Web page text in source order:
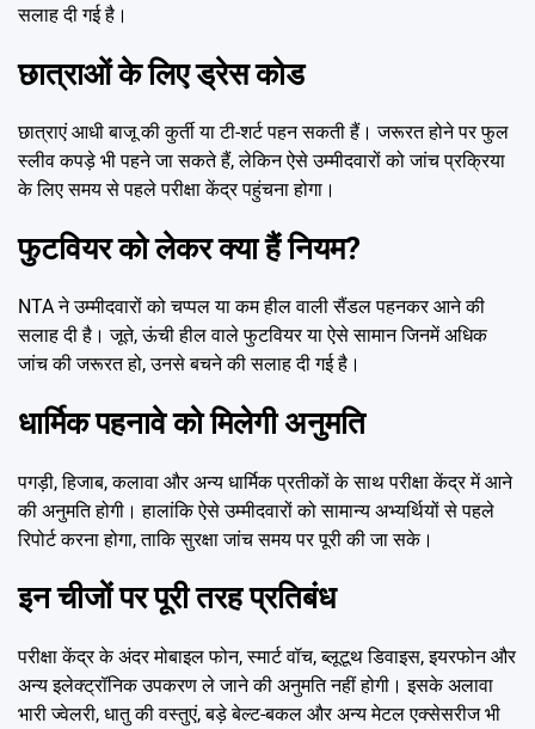
सलाह दी गई है।
छात्राओं के लिए ड्रेस कोड
छात्राएं आधी बाजू की कुर्ती या टी-शर्ट पहन सकती हैं। जरूरत होने पर फुल
स्लीव कपड़े भी पहने जा सकते हैं, लेकिन ऐसे उम्मीदवारों को जांच प्रक्रिया
के लिए समय से पहले परीक्षा केंद्र पहुंचना होगा।
फुटवियर को लेकर क्या हैं नियम?
NTA ने उम्मीदवारों को चप्पल या कम हील वाली सैंडल पहनकर आने की
सलाह दी है। जूते, ऊंची हील वाले फुटवियर या ऐसे सामान जिनमें अधिक
जांच की जरूरत हो, उनसे बचने की सलाह दी गई है।
धार्मिक पहनावे को मिलेगी अनुमति
पगड़ी, हिजाब, कलावा और अन्य धार्मिक प्रतीकों के साथ परीक्षा केंद्र में आने
की अनुमति होगी। हालांकि ऐसे उम्मीदवारों को सामान्य अभ्यर्थियों से पहले
रिपोर्ट करना होगा, ताकि सुरक्षा जांच समय पर पूरी की जा सके।
इन चीजों पर पूरी तरह प्रतिबंध
परीक्षा केंद्र के अंदर मोबाइल फोन, स्मार्ट वॉच, ब्लूटूथ डिवाइस, इयरफोन और
अन्य इलेक्ट्रॉनिक उपकरण ले जाने की अनुमति नहीं होगी। इसके अलावा
भारी ज्वेलरी, धातु की वस्तुएं, बड़े बेल्ट-बकल और अन्य मेटल एक्सेसरीज भी